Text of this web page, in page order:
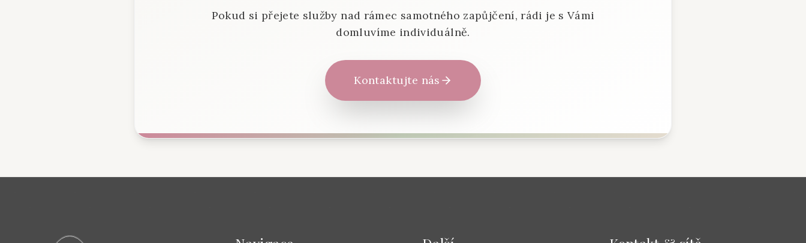
Pokud si přejete služby nad rámec samotného zapůjčení, rádi je s Vámi
domluvíme individuálně.
Kontaktujte nás